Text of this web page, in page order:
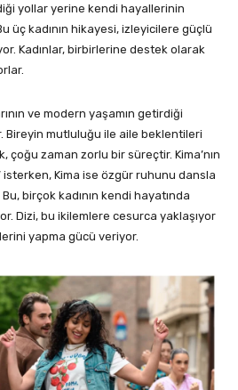
yollar yerine kendi hayallerinin
üç kadının hikayesi, izleyicilere güçlü
Kadınlar, birbirlerine destek olarak
ve modern yaşamın getirdiği
Bireyin mutluluğu ile aile beklentileri
çoğu zaman zorlu bir süreçtir. Kima’nın
isterken, Kima ise özgür ruhunu dansla
birçok kadının kendi hayatında
Dizi, bu ikilemlere cesurca yaklaşıyor
yapma gücü veriyor.